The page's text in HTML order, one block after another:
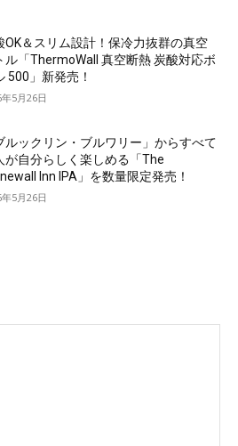
OK＆スリム設計！保冷力抜群の真空
ル「ThermoWall 真空断熱 炭酸対応ボ
500」新発売！
5月26日
ルックリン・ブルワリー」からすべて
が自分らしく楽しめる「The
Inn IPA」を数量限定発売！
5月26日